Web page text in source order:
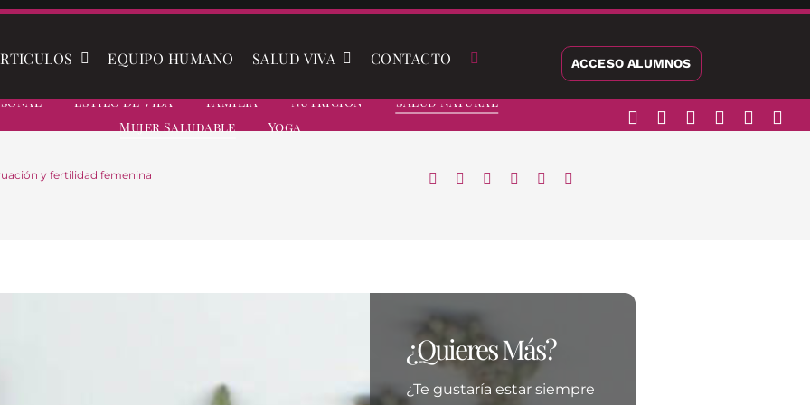
EQUIPO HUMANO SALUD VIVA CONTACTO ACCESO ALUMNOS
Estilo De Vida Familia Nutrición
Salud Natural
Mujer Saludable
Yoga
y fertilidad femenina
¿Quieres Más?
¿Te gustaría estar siempre